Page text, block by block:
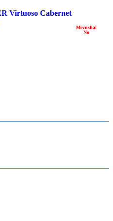
Mevushal
No
Virtuoso Cabernet